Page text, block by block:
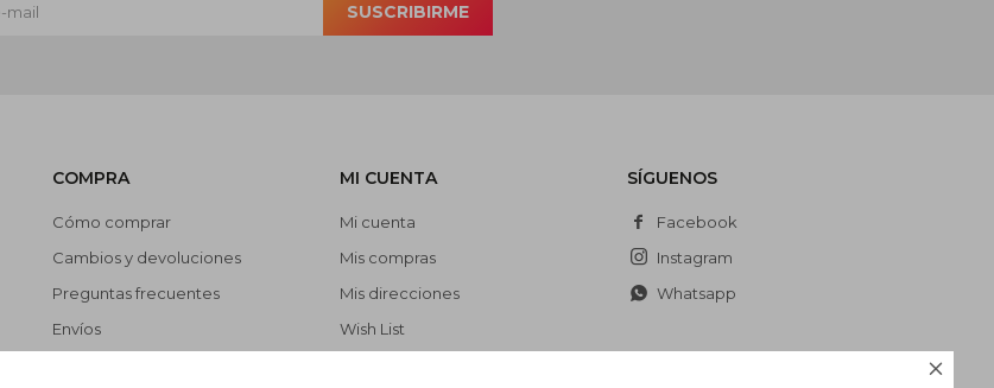

COMPRA
Cómo comprar
Cambios y devoluciones
Preguntas frecuentes
Envíos
MI CUENTA
Mi cuenta
Mis compras
Mis direcciones
Wish List
SÍGUENOS
Facebook
Instagram
Whatsapp
SUSCRIBIRME